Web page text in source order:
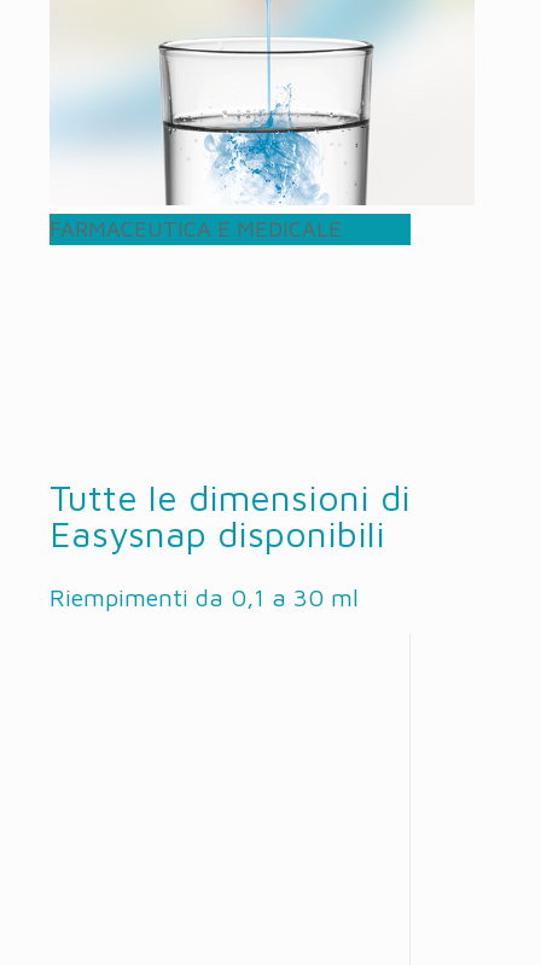
FARMACEUTICA E MEDICALE
Tutte le dimensioni di
Easysnap disponibili
Riempimenti da 0,1 a 30 ml